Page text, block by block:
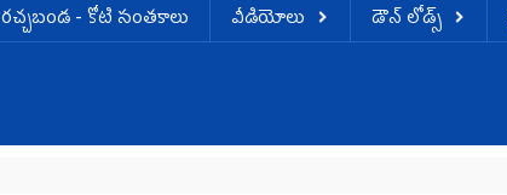
ర‌చ్చ‌బండ‌ - కోటి సంత‌కాలు వీడియోలు డౌన్ లోడ్స్